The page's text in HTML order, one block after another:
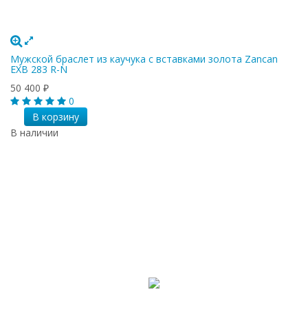
Мужской браслет из каучука с вставками золота Zancan
EXB 283 R-N
50 400 ₽
0
В корзину
В наличии